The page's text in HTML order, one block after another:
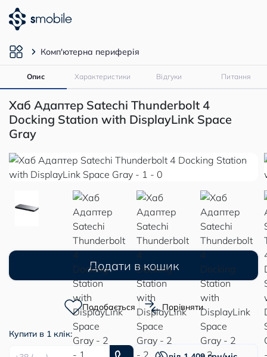
Комп'ютерна периферія
Опис Характеристики Відгуки Питання
Хаб Адаптер Satechi Thunderbolt 4
Docking Station with DisplayLink Space
Gray
Додати в кошик
Подобається Порівняти
Купити в 1 клік: